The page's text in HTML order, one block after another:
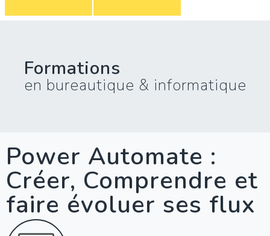
Formations
en bureautique & informatique
Power Automate :
Créer, Comprendre et
faire évoluer ses flux